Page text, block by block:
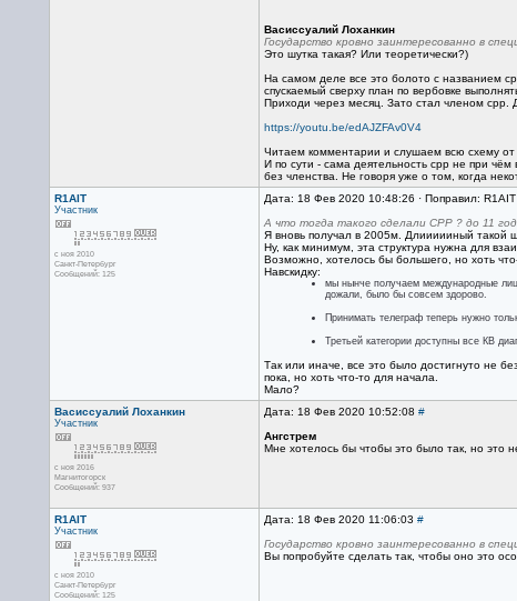
Васиссуалий Лоханкин
Государство кровно заинтересованно в
Это шутка такая? Или теоретически?)
На самом деле все это болото с названием
спускаемый сверху план по вербовке
Приходи через месяц. Зато стал членом срр.
https://youtu.be/edAJZFAv0V4
Читаем комментарии и слушаем всю схему от
И по сути - сама деятельность срр не при
без членства. Не говоря уже о том, когда
R1AIT
Участник
с ноя 2010
Санкт-Петербург
Сообщений: 125
Дата: 18 Фев 2020 10:48:26 · Поправил:
А что тогда такого сделали СРР ? до 11
Я вновь получал в 2005м. Длиииииный такой
Ну, как минимум, эта структура нужна для
Возможно, хотелось бы большего, но хоть что-
Навскидку:
мы нынче получаем международные
дожали, было бы совсем здорово.
Принимать телеграф теперь нужно
Третьей категории доступны все КВ
Так или иначе, все это было достигнуто не
пока, но хоть что-то для начала.
Мало?
Васиссуалий Лоханкин
Участник
с ноя 2016
Магнитогорск
Сообщений: 937
Дата: 18 Фев 2020 10:52:08 #
Ангстрем
Мне хотелось бы чтобы это было так, но это
R1AIT
Участник
с ноя 2010
Санкт-Петербург
Сообщений: 125
Дата: 18 Фев 2020 11:06:03 #
Государство кровно заинтересованно в
Вы попробуйте сделать так, чтобы оно это